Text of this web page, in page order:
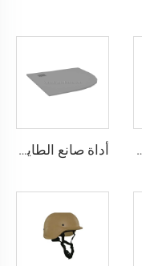
أداة صانع الطاية المضادة للانزلاق من مدينة تاizhou، قابلة للتخصيص OEM قاعدة طاية دش